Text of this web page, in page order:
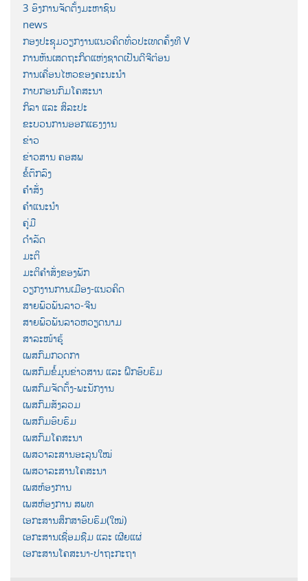
3 ອົງການຈັດຕັ້ງມະຫາຊົນ
news
ກອງປະຊຸມວຽກງານແນວຄິດທົ່ວປະເທດຄັ້ງທີ V
ການຫັນເສດຖະກິດແຫ່ງຊາດເປັນດີຈີຕ໋ອນ
ການເຄື່ອນໄຫວຂອງຄະນະນຳ
ກາບກອນກົມໂຄສະນາ
ກິລາ ແລະ ສິລະປະ
ຂະບວນການອອກແຮງງານ
ຂ່າວ
ຂ່າວສານ ຄອສພ
ຂໍ້ຕົກລົງ
ຄຳສັ່ງ
ຄຳແນະນຳ
ຄູ່ມື
ດຳລັດ
ມະຕິ
ມະຕິຄຳສັ່ງຂອງພັກ
ວຽກງານການເມືອງ-ແນວຄິດ
ສາຍພົວພັນລາວ-ຈີນ
ສາຍພົວພັນລາວຫວຽດນາມ
ສາລະໜ້າຮູ້
ເພສກົມກວດກາ
ເພສກົມຂໍ້ມູນຂ່າວສານ ແລະ ຝຶກອົບຮົມ
ເພສກົມຈັດຕັ້ງ-ພະນັກງານ
ເພສກົມສັງລວມ
ເພສກົມອົບຮົມ
ເພສກົມໂຄສະນາ
ເພສວາລະສານອະລຸນໃໝ່
ເພສວາລະສານໂຄສະນາ
ເພສຫ້ອງການ
ເພສຫ້ອງການ ສພທ
ເອກະສານສຶກສາອົບຮົມ(ໃໝ່)
ເອກະສານເຊື່ອມຊືມ ແລະ ເຜີຍແຜ່
ເອກະສານໂຄສະນາ-ປາຖະກະຖາ